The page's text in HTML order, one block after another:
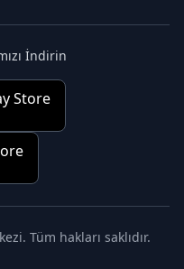
İndirin
. Tüm hakları saklıdır.